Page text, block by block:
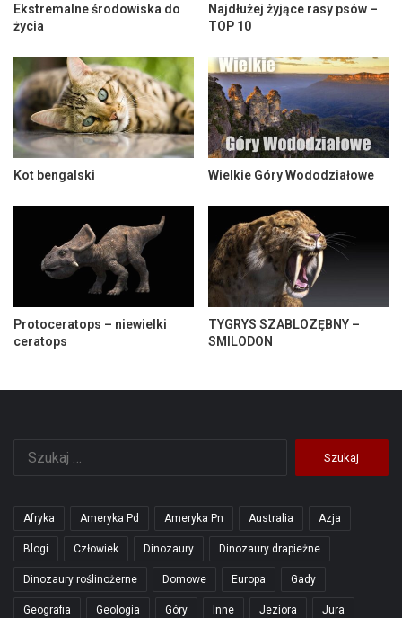
Ekstremalne środowiska do
życia
Najdłużej żyjące rasy psów –
TOP 10
Kot bengalski Wielkie Góry Wododziałowe
Protoceratops – niewielki
ceratops
TYGRYS SZABLOZĘBNY –
SMILODON
Afryka Ameryka Pd Ameryka Pn Australia Azja
Blogi Człowiek Dinozaury Dinozaury drapieżne
Dinozaury roślinożerne Domowe Europa Gady
Geografia Geologia Góry Inne Jeziora Jura